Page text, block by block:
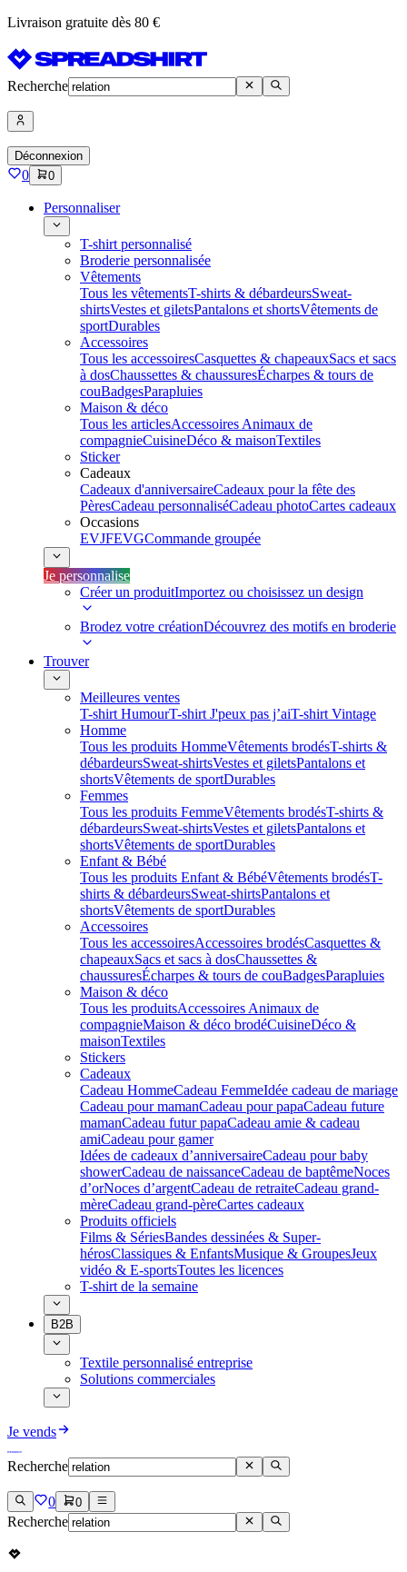
Livraison gratuite dès 80 €
Recherche
Déconnexion
0 0
Personnaliser
T-shirt personnalisé
Broderie personnalisée
Vêtements
Tous les vêtementsT-shirts & débardeursSweat-
shirtsVestes et giletsPantalons et shortsVêtements de
sportDurables
Accessoires
Tous les accessoiresCasquettes & chapeauxSacs et sacs
à dosChaussettes & chaussuresÉcharpes & tours de
couBadgesParapluies
Maison & déco
Tous les articlesAccessoires Animaux de
compagnieCuisineDéco & maisonTextiles
Sticker
Cadeaux
Cadeaux d'anniversaireCadeaux pour la fête des
PèresCadeau personnaliséCadeau photoCartes cadeaux
Occasions
EVJFEVGCommande groupée
Je personnalise
Créer un produitImportez ou choisissez un design
Brodez votre créationDécouvrez des motifs en broderie
Trouver
Meilleures ventes
T-shirt HumourT-shirt J'peux pas j’aiT-shirt Vintage
Homme
Tous les produits HommeVêtements brodésT-shirts &
débardeursSweat-shirtsVestes et giletsPantalons et
shortsVêtements de sportDurables
Femmes
Tous les produits FemmeVêtements brodésT-shirts &
débardeursSweat-shirtsVestes et giletsPantalons et
shortsVêtements de sportDurables
Enfant & Bébé
Tous les produits Enfant & BébéVêtements brodésT-
shirts & débardeursSweat-shirtsPantalons et
shortsVêtements de sportDurables
Accessoires
Tous les accessoiresAccessoires brodésCasquettes &
chapeauxSacs et sacs à dosChaussettes &
chaussuresÉcharpes & tours de couBadgesParapluies
Maison & déco
Tous les produitsAccessoires Animaux de
compagnieMaison & déco brodéCuisineDéco &
maisonTextiles
Stickers
Cadeaux
Cadeau HommeCadeau FemmeIdée cadeau de mariage​
Cadeau pour mamanCadeau pour papaCadeau future
mamanCadeau futur papaCadeau amie & cadeau
amiCadeau pour gamer
Idées de cadeaux d’anniversaireCadeau pour baby
showerCadeau de naissanceCadeau de baptêmeNoces
d’orNoces d’argentCadeau de retraiteCadeau grand-
mèreCadeau grand-pèreCartes cadeaux
Produits officiels
Films & SériesBandes dessinées & Super-
hérosClassiques & EnfantsMusique & GroupesJeux
vidéo & E-sportsToutes les licences
T-shirt de la semaine
B2B
Textile personnalisé entreprise
Solutions commerciales
Je vends
Recherche
0 0
Recherche